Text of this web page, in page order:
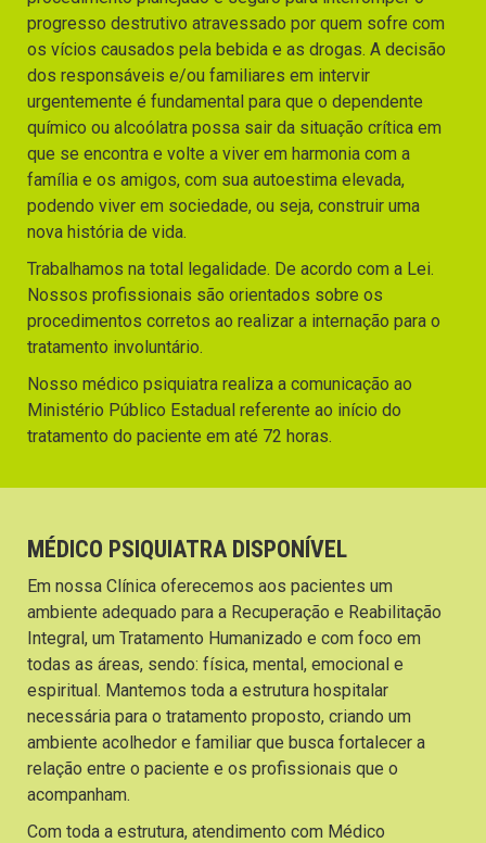
progresso destrutivo atravessado por quem sofre com
os vícios causados pela bebida e as drogas. A decisão
dos responsáveis e/ou familiares em intervir
urgentemente é fundamental para que o dependente
químico ou alcoólatra possa sair da situação crítica em
que se encontra e volte a viver em harmonia com a
família e os amigos, com sua autoestima elevada,
podendo viver em sociedade, ou seja, construir uma
nova história de vida.
Trabalhamos na total legalidade. De acordo com a Lei.
Nossos profissionais são orientados sobre os
procedimentos corretos ao realizar a internação para o
tratamento involuntário.
Nosso médico psiquiatra realiza a comunicação ao
Ministério Público Estadual referente ao início do
tratamento do paciente em até 72 horas.
MÉDICO PSIQUIATRA DISPONÍVEL
Em nossa Clínica oferecemos aos pacientes um
ambiente adequado para a Recuperação e Reabilitação
Integral, um Tratamento Humanizado e com foco em
todas as áreas, sendo: física, mental, emocional e
espiritual. Mantemos toda a estrutura hospitalar
necessária para o tratamento proposto, criando um
ambiente acolhedor e familiar que busca fortalecer a
relação entre o paciente e os profissionais que o
acompanham.
Com toda a estrutura, atendimento com Médico